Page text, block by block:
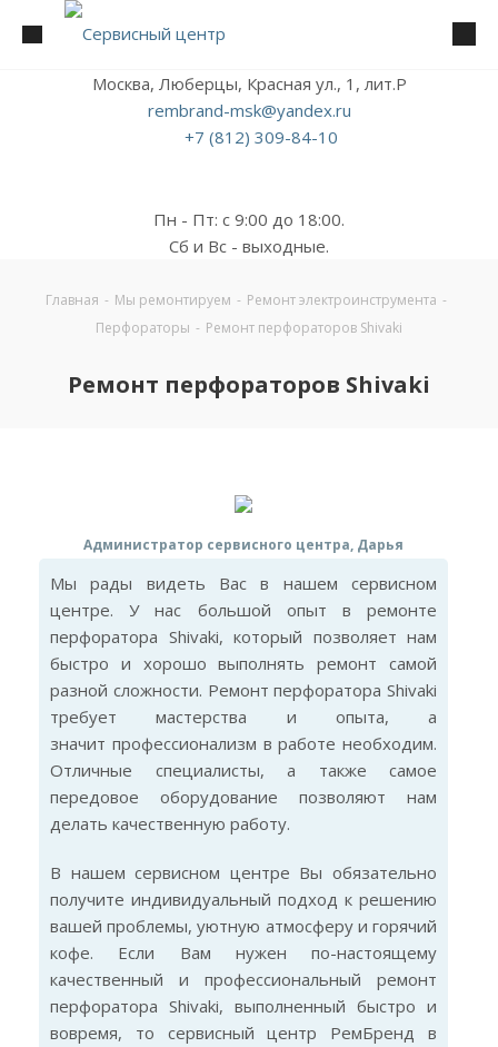
Москва, Люберцы, Красная ул., 1, лит.Р
rembrand-msk@yandex.ru
+7 (812) 309-84-10
Пн - Пт: с 9:00 до 18:00.
Сб и Вс - выходные.
Главная - Мы ремонтируем - Ремонт электроинструмента -
Перфораторы - Ремонт перфораторов Shivaki
Ремонт перфораторов Shivaki
Администратор сервисного центра, Дарья
Мы рады видеть Вас в нашем сервисном
центре. У нас большой опыт в ремонте
перфоратора Shivaki, который позволяет нам
быстро и хорошо выполнять ремонт самой
разной сложности. Ремонт перфоратора Shivaki
требует мастерства и опыта, а
значит профессионализм в работе необходим.
Отличные специалисты, а также самое
передовое оборудование позволяют нам
делать качественную работу.
В нашем сервисном центре Вы обязательно
получите индивидуальный подход к решению
вашей проблемы, уютную атмосферу и горячий
кофе. Если Вам нужен по-настоящему
качественный и профессиональный ремонт
перфоратора Shivaki, выполненный быстро и
вовремя, то сервисный центр РемБренд в